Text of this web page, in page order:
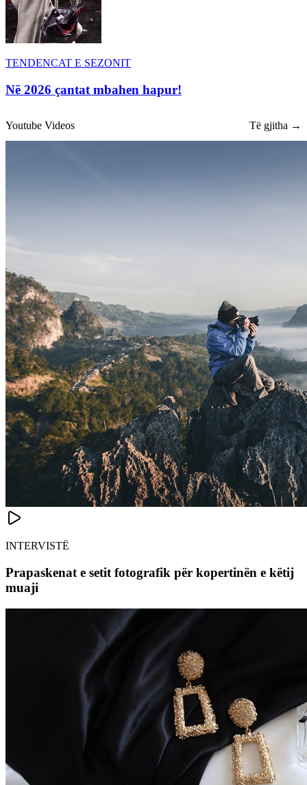
TENDENCAT E SEZONIT
Në 2026 çantat mbahen hapur!
Youtube Videos Të gjitha →
INTERVISTË
Prapaskenat e setit fotografik për kopertinën e këtij
muaji